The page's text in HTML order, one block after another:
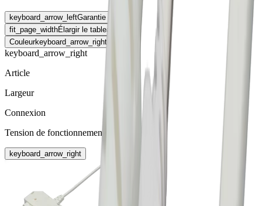
keyboard_arrow_leftGarantie
fit_page_widthÉlargir le tableau
Couleurkeyboard_arrow_right
keyboard_arrow_right
Article
Largeur
Connexion
Tension de fonctionnement
keyboard_arrow_right